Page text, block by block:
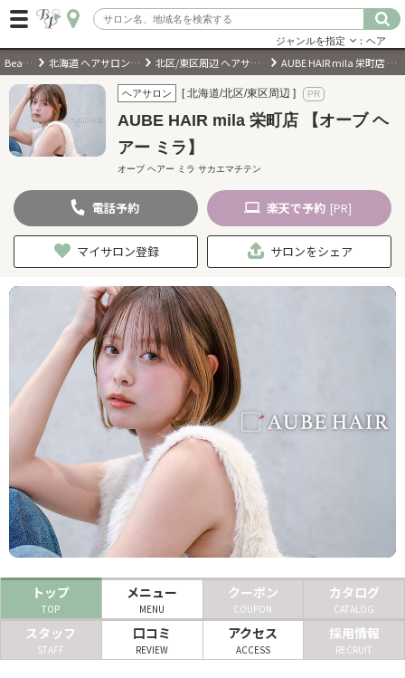
ログイン
会員登録 （無料）
キーワード検索
ジャンルを選択
キーワードで検索
近くのサロンを探す
現在地から探す
ヘアサロン
ネイルサロン
まつげサロン
エステサロン
リラクゼーションサロン
美容クリニック
ジャンルを指定 ：ヘア
BeautyPark 北海道 ヘアサロン・美容室・美容院 北区/東区周辺 ヘアサロン・美容室・美容院 AUBE HAIR mila 栄町店 【オーブ ヘアー ミラ】
ヘアサロン [ 北海道/北区/東区周辺 ]
AUBE HAIR mila 栄町店 【オーブ ヘ
アー ミラ】
オーブ ヘアー ミラ サカエマチテン
電話予約 楽天で予約 [PR]
マイサロン登録 サロンをシェア
トップ
TOP
メニュー
MENU
クーポン
COUPON
カタログ
CATALOG
スタッフ
STAFF
口コミ
REVIEW
アクセス
ACCESS
採用情報
RECRUIT